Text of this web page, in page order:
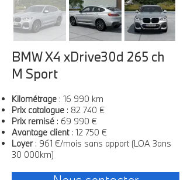
BMW X4 xDrive30d 265 ch
M Sport
Kilométrage : 16 990 km
Prix catalogue : 82 740 €
Prix remisé : 69 990 €
Avantage client: 12 750 €
Loyer : 961 €/mois sans apport (LOA 3ans
30 000km)